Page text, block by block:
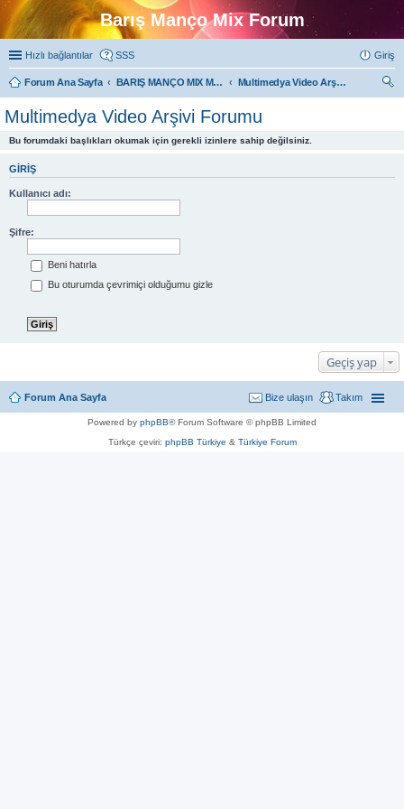
Barış Manço Mix Forum
Hızlı bağlantılar SSS Giriş
Forum Ana Sayfa BARIŞ MANÇO MIX MULTIMEDYA FORUMLARI
Multimedya Video Arşivi Forumu
Multimedya Video Arşivi Forumu
Bu forumdaki başlıkları okumak için gerekli izinlere sahip değilsiniz.
GIRIŞ
Kullanıcı adı:
Şifre:
Beni hatırla
Bu oturumda çevrimiçi olduğumu gizle
Geçiş yap
Forum Ana Sayfa Takım
Bize ulaşın
Powered by phpBB® Forum Software © phpBB Limited
Türkçe çeviri: phpBB Türkiye & Türkiye Forum